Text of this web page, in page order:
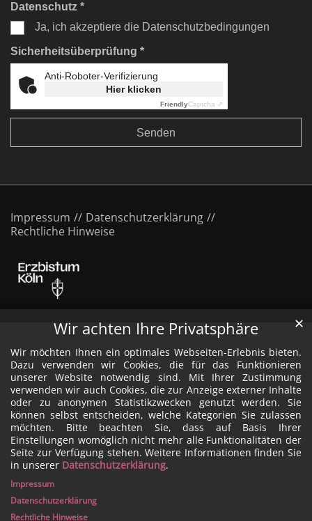
Wir achten Ihre Privatsphäre
Wir möchten Ihnen ein optimales Webseiten-Erlebnis bieten.
Dazu verwenden wir Cookies, die für das Funktionieren
unserer Website notwendig sind. Mit Ihrer Zustimmung
verwenden wir auch Cookies, die zur Anzeige externer Inhalte
oder zu anonymen Statistikzwecken genutzt werden. Sie
können selbst entscheiden, welche Kategorien Sie zulassen
möchten. Bitte beachten Sie, dass auf Basis Ihrer
Einstellungen womöglich nicht mehr alle Funktionalitäten der
Seite zur Verfügung stehen. Weitere Informationen finden Sie
in unserer Datenschutzerklärung.
✕
Impressum
Datenschutzerklärung
Rechtliche Hinweise
Datenschutz *
Ja, ich akzeptiere die Datenschutzbedingungen
Sicherheitsüberprüfung *
Anti-Roboter-Verifizierung
Hier klicken
FriendlyCaptcha ⇗
Impressum
Datenschutzerklärung
Rechtliche Hinweise